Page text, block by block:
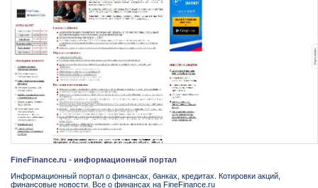
FineFinance.ru - информационный портал
Информационный портал о финансах, банках, кредитах. Котировки акций,
финансовые новости. Все о финансах на FineFinance.ru